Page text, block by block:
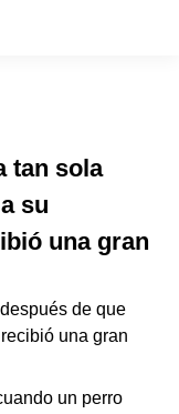
tan sola
su
una gran
de que
una gran
un perro